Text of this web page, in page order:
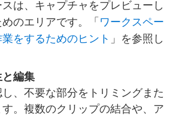
は、キャプチャをプレビューし
のエリアです。「 ワークスペー
をするためのヒント 」を参照し
と編集
し、不要な部分をトリミングまた
。複数のクリップの結合や、ア